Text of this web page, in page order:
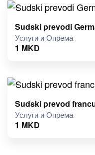
Sudski prevodi
Услуги и Опрема
1 MKD
Sudski prevod
Услуги и Опрема
1 MKD